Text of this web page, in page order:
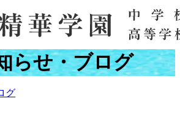
グ
らせ・ブログ